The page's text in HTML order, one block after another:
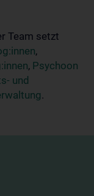
Team setzt
,
, Psychoon
und
.